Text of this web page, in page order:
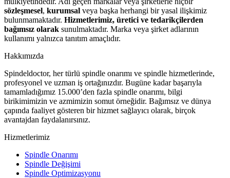
sözleşmesel, kurumsal veya başka herhangi bir yasal ilişkimiz
bulunmamaktadır. Hizmetlerimiz, üretici ve tedarikçilerden
bağımsız olarak sunulmaktadır. Marka veya şirket adlarının
kullanımı yalnızca tanıtım amaçlıdır.
Hakkımızda
Spindeldoctor, her türlü spindle onarımı ve spindle hizmetlerinde,
profesyonel ve uzman iş ortağınızdır. Bugüne kadar başarıyla
tamamladığımız 15.000’den fazla spindle onarımı, bilgi
birikimimizin ve azmimizin somut örneğidir. Bağımsız ve dünya
çapında faaliyet gösteren bir hizmet sağlayıcı olarak, birçok
avantajdan faydalanırsınız.
Hizmetlerimiz
Spindle Onarımı
Spindle Değişimi
Spindle Optimizasyonu